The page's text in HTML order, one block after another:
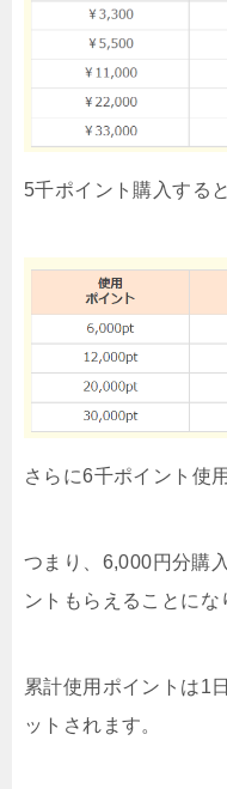
5千ポイント購入する
さらに6千ポイント使
つまり、6,000円分購
ントもらえることにな
累計使用ポイントは1
ットされます。